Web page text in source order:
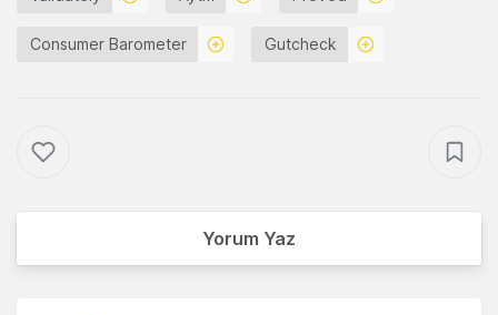
Consumer Barometer Gutcheck
Yorum Yaz